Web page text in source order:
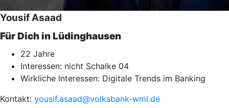
Yousif Asaad
Für Dich in Lüdinghausen
22 Jahre
Interessen: nicht Schalke 04
Wirkliche Interessen: Digitale Trends im Banking
Kontakt: yousif.asaad@volksbank-wml.de